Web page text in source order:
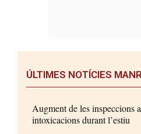
ÚLTIMES NOTÍCIES
Augment de les inspeccions
intoxicacions durant l’estiu